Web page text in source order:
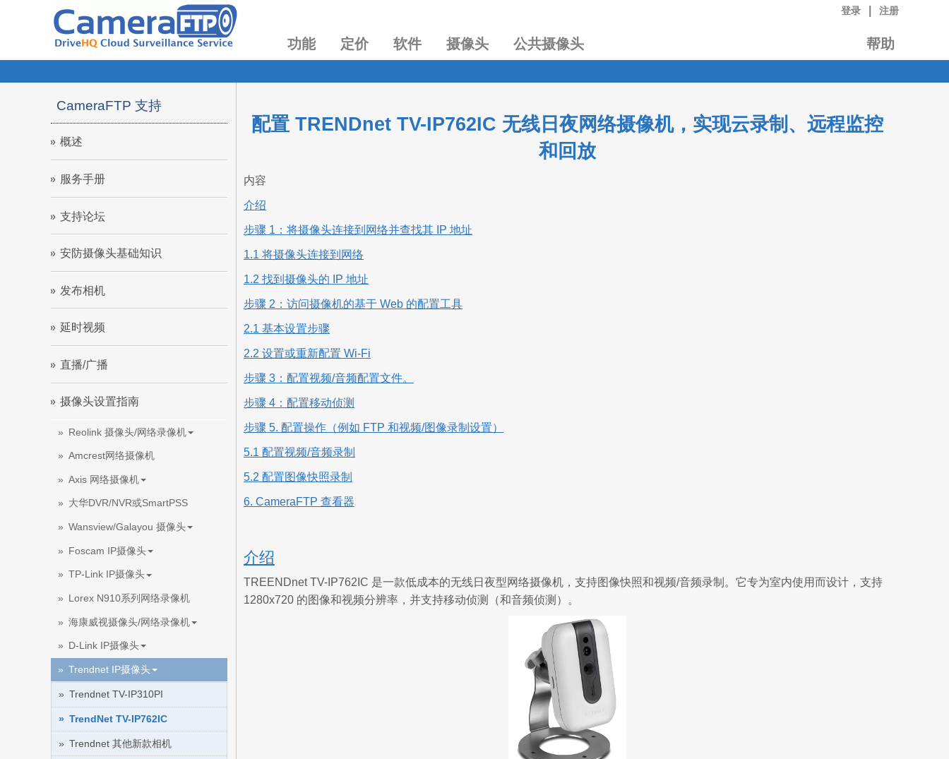
登录 注册
功能 定价 软件 摄像头 公共摄像头 帮助
CameraFTP 支持
概述
服务手册
支持论坛
安防摄像头基础知识
发布相机
延时视频
直播/广播
摄像头设置指南
Reolink 摄像头/网络录像机
Amcrest网络摄像机
Axis 网络摄像机
大华DVR/NVR或SmartPSS
Wansview/Galayou 摄像头
Foscam IP摄像头
TP-Link IP摄像头
Lorex N910系列网络录像机
海康威视摄像头/网络录像机
D-Link IP摄像头
Trendnet IP摄像头
Trendnet TV-IP310PI
TrendNet TV-IP762IC
Trendnet 其他新款相机
配置 TRENDnet TV-IP762IC 无线日夜网络摄像机，实现云录制、远程监控
和回放
内容
介绍
步骤 1：将摄像头连接到网络并查找其 IP 地址
1.1 将摄像头连接到网络
1.2 找到摄像头的 IP 地址
步骤 2：访问摄像机的基于 Web 的配置工具
2.1 基本设置步骤
2.2 设置或重新配置 Wi-Fi
步骤 3：配置视频/音频配置文件。
步骤 4：配置移动侦测
步骤 5. 配置操作（例如 FTP 和视频/图像录制设置）
5.1 配置视频/音频录制
5.2 配置图像快照录制
6. CameraFTP 查看器
介绍
TREENDnet TV-IP762IC 是一款低成本的无线日夜型网络摄像机，支持图像快照和视频/音频录制。它专为室内使用而设计，支持
1280x720 的图像和视频分辨率，并支持移动侦测（和音频侦测）。